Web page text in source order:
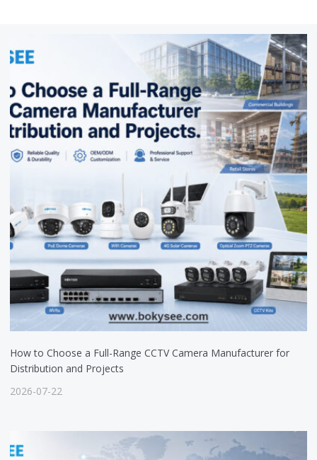
How to Choose a Full-Range CCTV Camera Manufacturer for
Distribution and Projects
2026-07-22